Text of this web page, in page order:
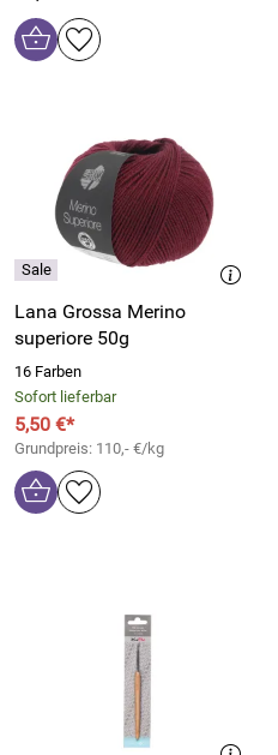
Lana Grossa Merino
superiore 50g
16 Farben
Sofort lieferbar
5,50 €*
Grundpreis: 110,- €/kg